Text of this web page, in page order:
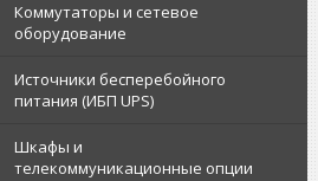
Коммутаторы и сетевое
оборудование
Источники бесперебойного
питания (ИБП UPS)
Шкафы и
телекоммуникационные опции